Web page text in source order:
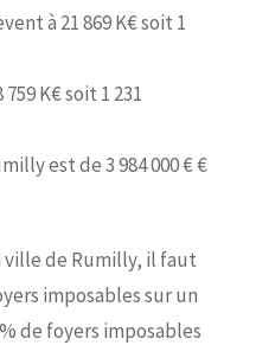
à 21 869 K€ soit 1
K€ soit 1 231
est de 3 984 000 € €
de Rumilly, il faut
imposables sur un
de foyers imposables